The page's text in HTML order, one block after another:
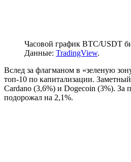
Часовой график BTC/USDT
Данные: TradingView.
Вслед за флагманом в «зеленую
топ-10 по капитализации.
Cardano (3,6%) и Dogecoin (3%). За
подорожал на 2,1%.